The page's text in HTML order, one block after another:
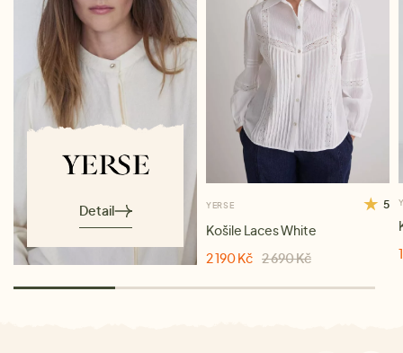
Detail YERSE 5
Košile Laces White
2 190 Kč 2 690 Kč